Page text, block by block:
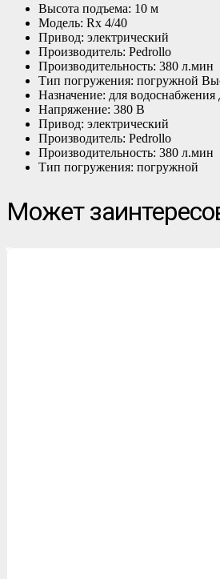
Высота подъема: 10 м
Модель: Rx 4/40
Привод: электрический
Производитель: Pedrollo
Производительность: 380 л.мин
Тип погружения: погружной
Назначение: для водоснабжения
Напряжение: 380 В
Привод: электрический
Производитель: Pedrollo
Производительность: 380 л.мин
Тип погружения: погружной
Может